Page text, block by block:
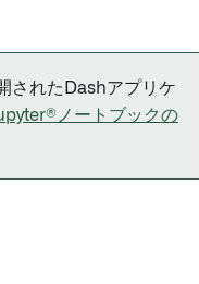
されたDashアプリケ
ノートブックの